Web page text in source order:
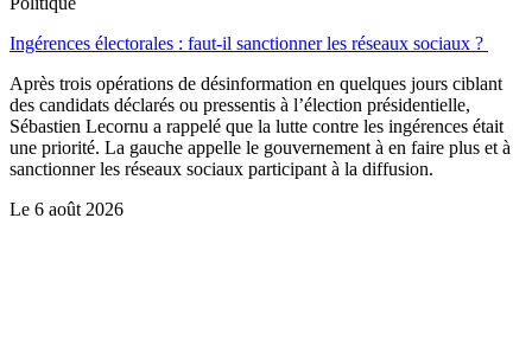
Ingérences électorales : faut-il sanctionner les réseaux sociaux ?
Après trois opérations de désinformation en quelques jours ciblant
des candidats déclarés ou pressentis à l’élection présidentielle,
Sébastien Lecornu a rappelé que la lutte contre les ingérences était
une priorité. La gauche appelle le gouvernement à en faire plus et à
sanctionner les réseaux sociaux participant à la diffusion.
Le 6 août 2026